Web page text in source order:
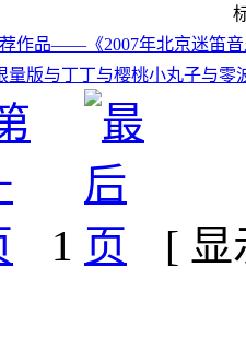
作品——《2007年北京迷笛
量版与丁丁与樱桃小丸子与零
1 [